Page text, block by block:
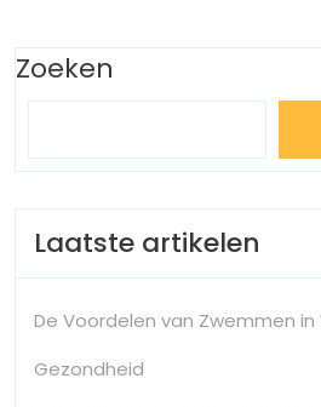
Zoeken
Laatste artikelen
De Voordelen van Zwemmen
Gezondheid